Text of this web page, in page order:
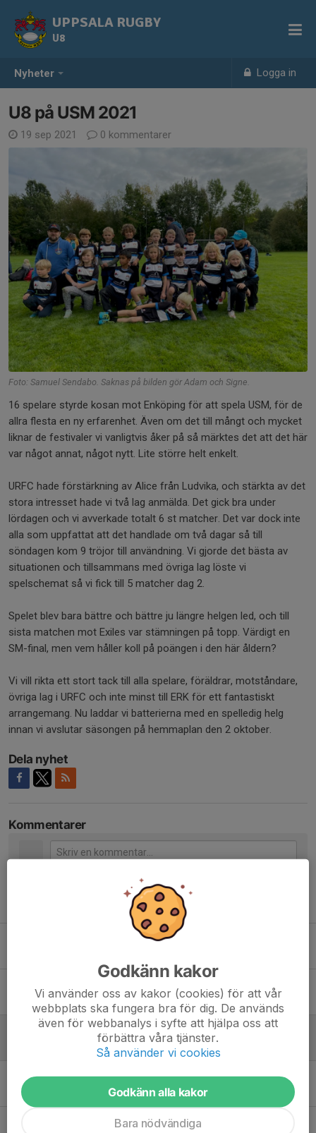
Nyheter Logga in
UPPSALA RUGBY
U8
U8 på USM 2021
19 sep 2021 0 kommentarer
Foto: Samuel Sendabo. Saknas på bilden gör Adam och Signe.
16 spelare styrde kosan mot Enköping för att spela USM, för de
allra flesta en ny erfarenhet. Även om det till mångt och mycket
liknar de festivaler vi vanligtvis åker på så märktes det att det här
var något annat, något nytt. Lite större helt enkelt.
URFC hade förstärkning av Alice från Ludvika, och stärkta av det
stora intresset hade vi två lag anmälda. Det gick bra under
lördagen och vi avverkade totalt 6 st matcher. Det var dock inte
alla som uppfattat att det handlade om två dagar så till
söndagen kom 9 tröjor till användning. Vi gjorde det bästa av
situationen och tillsammans med övriga lag löste vi
spelschemat så vi fick till 5 matcher dag 2.
Spelet blev bara bättre och bättre ju längre helgen led, och till
sista matchen mot Exiles var stämningen på topp. Värdigt en
SM-final, men vem håller koll på poängen i den här åldern?
Vi vill rikta ett stort tack till alla spelare, föräldrar, motståndare,
övriga lag i URFC och inte minst till ERK för ett fantastiskt
arrangemang. Nu laddar vi batterierna med en spelledig helg
innan vi avslutar säsongen på hemmaplan den 2 oktober.
Dela nyhet
Kommentarer
Avslutning U6 och U8
2 okt 2021 0
U8 på USM 2021
19 sep 2021 0
Hemma hos Franska skolan
13 sep 2021 0
Minifestival hos Stockholm Exiles
Godkänn kakor
Vi använder oss av kakor (cookies) för att vår
webbplats ska fungera bra för dig. De används
även för webbanalys i syfte att hjälpa oss att
förbättra våra tjänster.
Så använder vi cookies
Godkänn alla kakor
Bara nödvändiga